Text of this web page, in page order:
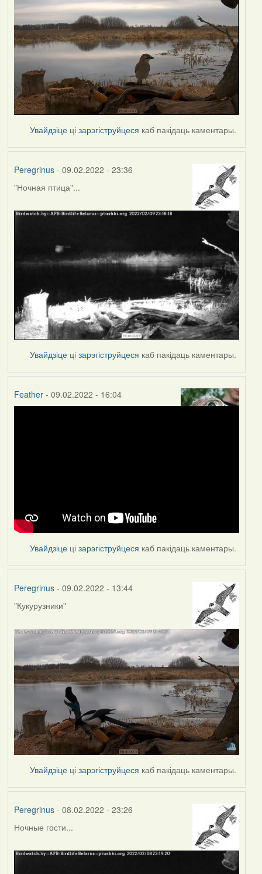
Увайдзіце цізарэгіструйцеся каб пакідаць каментары.
Peregrinus- 09.02.2022 - 23:36
"Ночная птица"...
Увайдзіце цізарэгіструйцеся каб пакідаць каментары.
Feather- 09.02.2022 - 16:04
Увайдзіце цізарэгіструйцеся каб пакідаць каментары.
Peregrinus- 09.02.2022 - 13:44
"Кукурузники"
Увайдзіце цізарэгіструйцеся каб пакідаць каментары.
Peregrinus- 08.02.2022 - 23:26
Ночные гости...